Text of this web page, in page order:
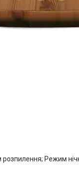
Режим